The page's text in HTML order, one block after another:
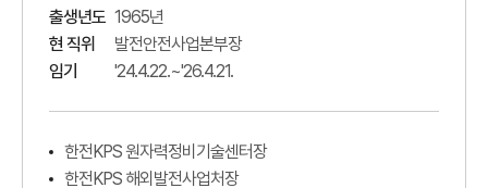
출생년도 1965년
현 직위
발전안전사업본부장
임기
'24.4.22.~'26.4.21.
한전KPS 원자력정비기술센터장
한전KPS 해외발전사업처장